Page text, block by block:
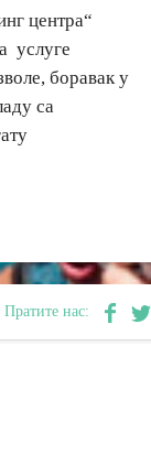
центра“
услуге
боравак у
са
Пратите нас: